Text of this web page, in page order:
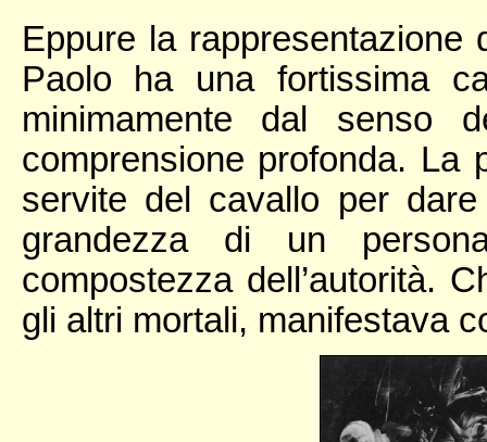
Eppure la
Paolo ha una fortissima
minimamente dal senso
comprensione profonda.
servite del cavallo per
grandezza di un
compostezza dell’autorità.
gli altri mortali, manifestava